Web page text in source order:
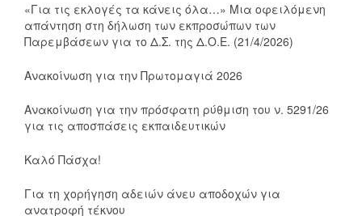
«Για τις εκλογές τα κάνεις όλα…» Μια οφειλόμενη
απάντηση στη δήλωση των εκπροσώπων των
Παρεμβάσεων για το Δ.Σ. της Δ.Ο.Ε. (21/4/2026)
Ανακοίνωση για την Πρωτομαγιά 2026
Ανακοίνωση για την πρόσφατη ρύθμιση του ν. 5291/26
για τις αποσπάσεις εκπαιδευτικών
Καλό Πάσχα!
Για τη χορήγηση αδειών άνευ αποδοχών για
ανατροφή τέκνου